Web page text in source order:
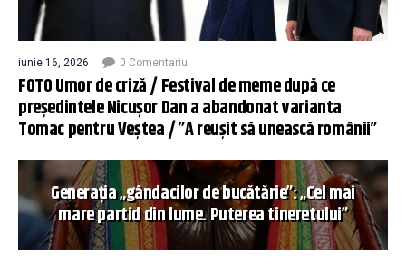
iunie 16, 2026 0 Comentariu
FOTO Umor de criză / Festival de meme după ce
președintele Nicușor Dan a abandonat varianta
Tomac pentru Veștea / ”A reușit să unească românii”
Generația „gândacilor de bucătărie”: „Cel mai
mare partid din lume. Puterea tineretului”